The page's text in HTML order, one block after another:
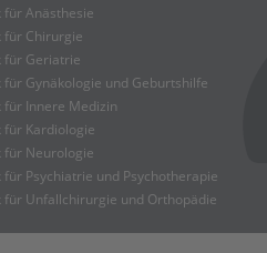
für Anästhesie
für Chirurgie
für Geriatrie
für Gynäkologie und Geburtshilfe
für Innere Medizin
für Kardiologie
für Neurologie
für Psychiatrie und Psychotherapie
für Unfallchirurgie und Orthopädie